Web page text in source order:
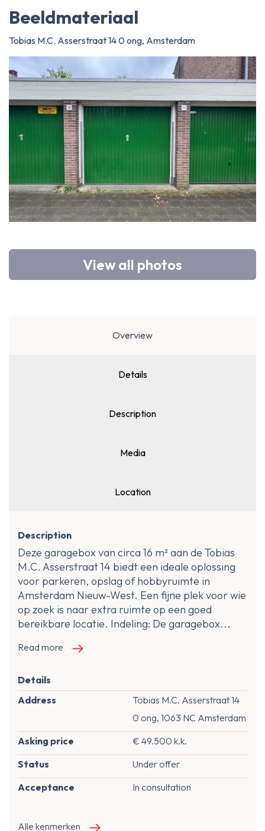
Beeldmateriaal
Tobias M.C. Asserstraat 14 0 ong, Amsterdam
View all photos
Overview
Details
Description
Media
Location
Description
Deze garagebox van circa 16 m² aan de Tobias
M.C. Asserstraat 14 biedt een ideale oplossing
voor parkeren, opslag of hobbyruimte in
Amsterdam Nieuw-West. Een fijne plek voor wie
op zoek is naar extra ruimte op een goed
bereikbare locatie. Indeling: De garagebox...
Read more
Details
Address
Tobias M.C. Asserstraat 14
0 ong, 1063 NC Amsterdam
Asking price
€ 49.500 k.k.
Status
Under offer
Acceptance
In consultation
Alle kenmerken